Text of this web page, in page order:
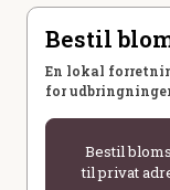
Bestil
En lokal
for
Bestil
til privat